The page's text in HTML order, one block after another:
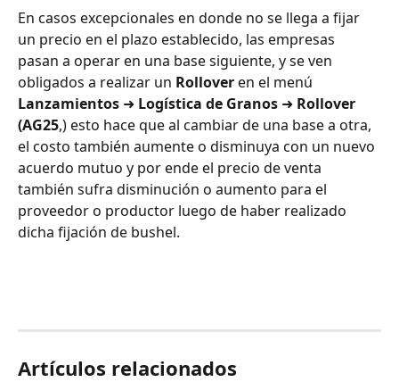
En casos excepcionales en donde no se llega a fijar
un precio en el plazo establecido, las empresas
pasan a operar en una base siguiente, y se ven
obligados a realizar un Rollover en el menú
Lanzamientos ➜ Logística de Granos ➜ Rollover
(AG25,) esto hace que al cambiar de una base a otra,
el costo también aumente o disminuya con un nuevo
acuerdo mutuo y por ende el precio de venta
también sufra disminución o aumento para el
proveedor o productor luego de haber realizado
dicha fijación de bushel.
Artículos relacionados